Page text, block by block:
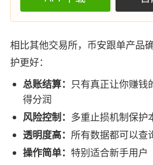
相比其他交易所，币安跟单产品
护更好：
总账结算： 只有真正让你赚钱
得分润
风险控制： 多重止损机制保护
透明度高： 所有数据都可以查
操作简单： 特别适合新手用户